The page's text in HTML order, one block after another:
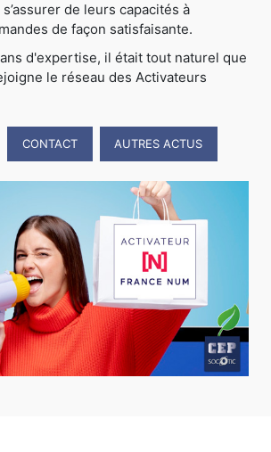
de leurs capacités à
de façon satisfaisante.
d'expertise, il était tout naturel que
le réseau des Activateurs
CONTACT AUTRES ACTUS